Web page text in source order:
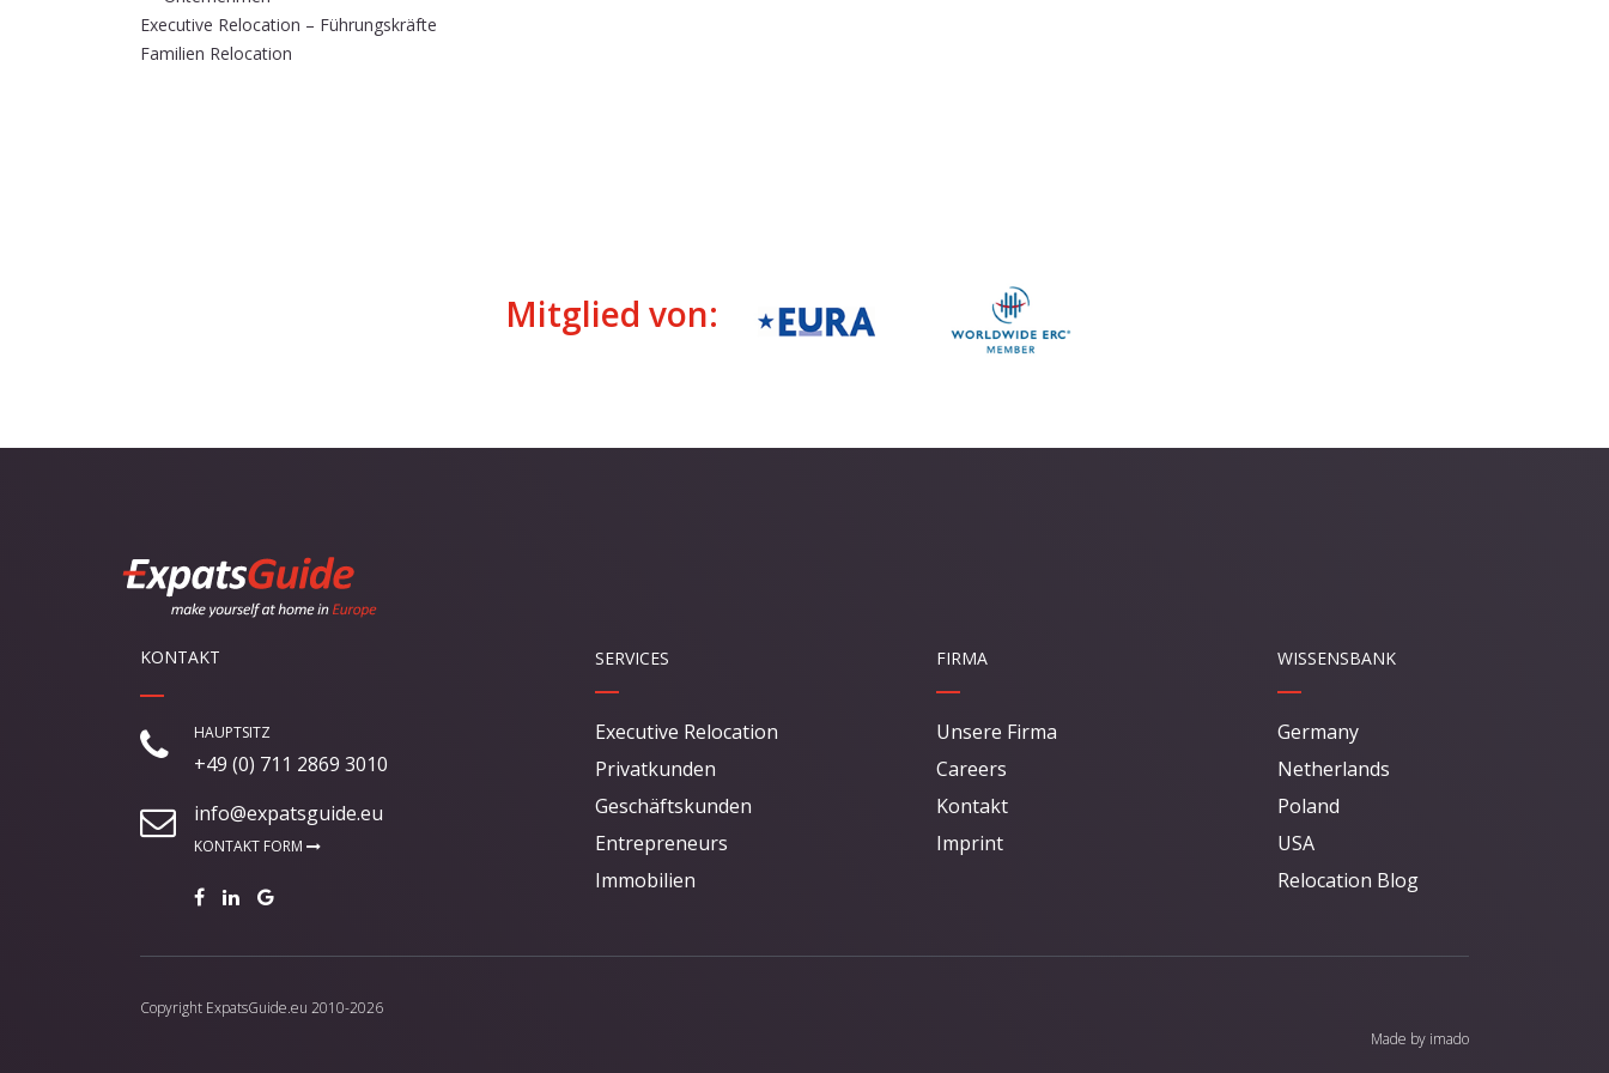
Executive Relocation – Führungskräfte
Familien Relocation
Mitglied von:
KONTAKT
HAUPTSITZ
+49 (0) 711 2869 3010
info@expatsguide.eu
KONTAKT FORM
SERVICES
Executive Relocation
Privatkunden
Geschäftskunden
Entrepreneurs
Immobilien
FIRMA
Unsere Firma
Careers
Kontakt
Imprint
WISSENSBANK
Germany
Netherlands
Poland
USA
Relocation Blog
Copyright ExpatsGuide.eu 2010-2026
Made by imado